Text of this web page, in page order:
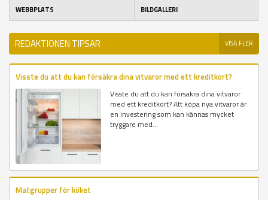
WEBBPLATS BILDGALLERI
REDAKTIONEN TIPSAR VISA FLER
Visste du att du kan försäkra dina vitvaror med ett kreditkort?
Visste du att du kan försäkra dina vitvaror
med ett kreditkort? Att köpa nya vitvaror är
en investering som kan kännas mycket
tryggare med...
Matgrupper för köket